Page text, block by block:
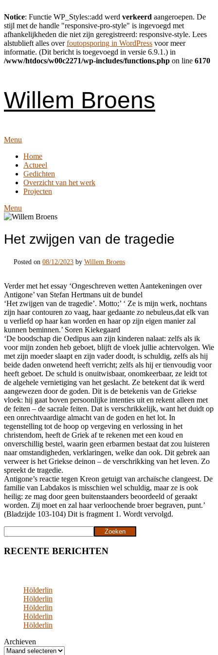
Notice: Functie WP_Styles::add werd verkeerd aangeroepen. De
stijl met de handle "responsive-pro-style" is ingevoegd met
afhankelijkheden die niet zijn geregistreerd: responsive-style. Lees
alstublieft alles overfoutopsporing in WordPress voor meer
informatie. (Dit bericht is toegevoegd in versie 6.9.1.) in
/www/htdocs/w00c2271/wp-includes/functions.php on line 6170
Willem Broens
Menu
Home
Actueel
Gedichten
Overzicht van het werk
Projecten
Menu
Het zwijgen van de tragedie
Posted on 08/12/2023 by Willem Broens
Verder met het essay ‘Ongeschreven wetten Aantekeningen over
Antigone’ van Stefan Hertmans uit de bundel
‘Het zwijgen van de tragedie’. Motto;’ ‘ Ze is mijn werk, nochtans
zijn haar contouren zo vaag, haar gedaante zo nebuleus,dat elk van
u verliefd op haar kan worden en haar op zijn eigen manier zal
kunnen beminnen.’ Soren Kiekegaard
‘De boodschap die Oedipus aan zijn kinderen nalaat: zelfs als ik
voor mijn zonden heb geboet, blijft de vloek jullie achtervolgen. Wie
met zijn moeder slaapt en zijn vader doodt, is schuldig, zelfs als hij
beide daden onwetend heeft verricht; zelfs als hij er tienvoudig voor
heeft geboet. De schuld is onuitwisbaar, onomkeerbaar, ze leidt tot
de algehele vernietiging van het geslacht. Ze betekent dat ik werd
aangewezen door de goden. Dit is de betekenis van de Griekse
vloek: hij gaat boven persoonlijke intenties uit en rekent alleen met
de feiten – de sacrale feiten. Dat is verschrikkelijk, want het duidt op
een onrechtvaardige almacht van de goden en het lot. In
tegenstelling tot de hoop op vergeving en verlossing in het
christendom, heeft de Griek af te rekenen met een koud en
onverschillig bestel, waarin geen erbarmen bestaat dat zou luisteren
naar omstandigheden, verklaringen, welke dan ook. Dit gebrek aan
verweer is het Griekse deinon – de verschrikking van het leven. Zo
spreekt de tragedie.
Antigone’s reactie tegen Kreon getuigt van archaïsche clangeest. De
familie van Labdakos is misschien wel schuldig, maar ze is ook
heilig: ze mag door geen buitenstaanders beoordeeld of geraakt
worden. Zij moet en zal haar verloochende broer begraven, punt.’
(Bladzijde 103-104) Dit is fragment 1. Wordt vervolgd.
Zoeken
RECENTE BERICHTEN
Hölderlin
Hölderlin
Hölderlin
Hölderlin
Hölderlin
Archieven